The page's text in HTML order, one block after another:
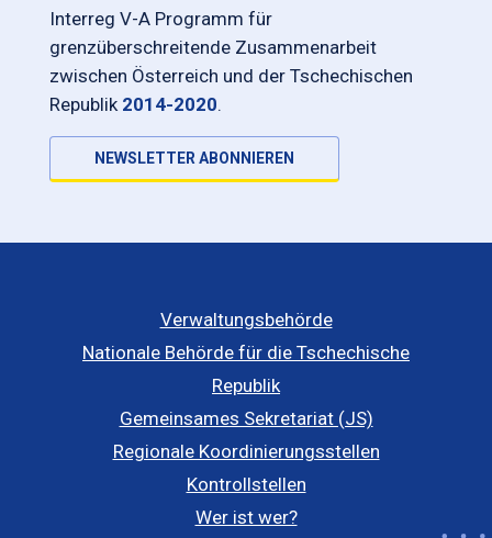
Interreg V-A Programm für
grenzüberschreitende Zusammenarbeit
zwischen Österreich und der Tschechischen
Republik 2014-2020.
NEWSLETTER ABONNIEREN
Verwaltungsbehörde
Nationale Behörde für die Tschechische
Republik
Gemeinsames Sekretariat (JS)
Regionale Koordinierungsstellen
Kontrollstellen
Wer ist wer?